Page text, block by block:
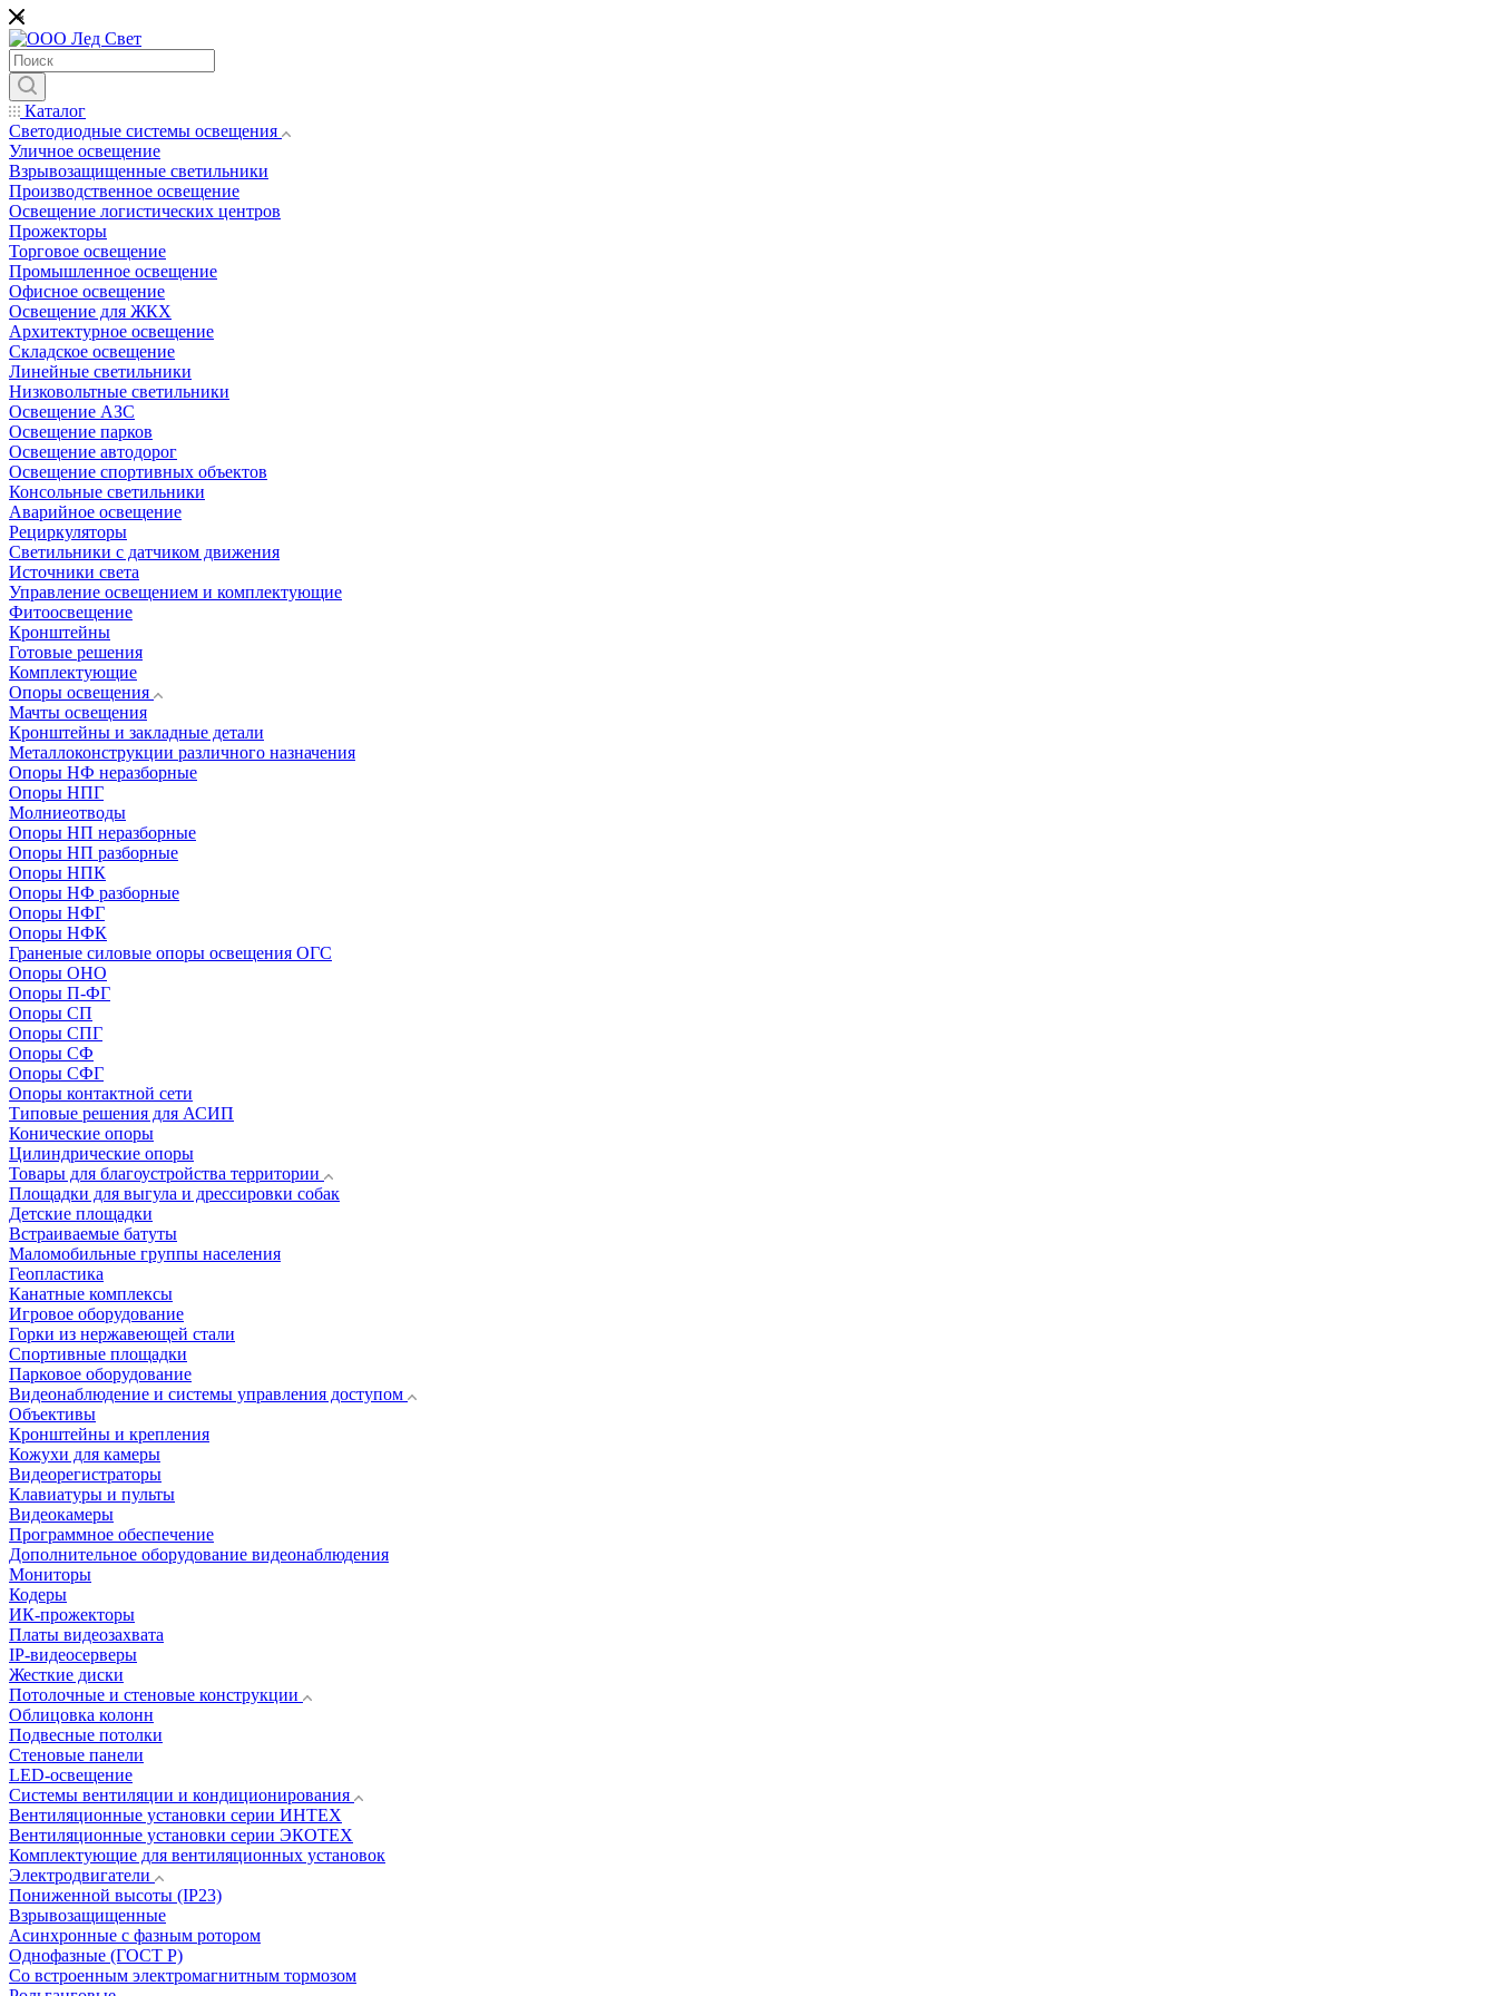
Каталог
Светодиодные системы освещения
Уличное освещение
Взрывозащищенные светильники
Производственное освещение
Освещение логистических центров
Прожекторы
Торговое освещение
Промышленное освещение
Офисное освещение
Освещение для ЖКХ
Архитектурное освещение
Складское освещение
Линейные светильники
Низковольтные светильники
Освещение АЗС
Освещение парков
Освещение автодорог
Освещение спортивных объектов
Консольные светильники
Аварийное освещение
Рециркуляторы
Светильники с датчиком движения
Источники света
Управление освещением и комплектующие
Фитоосвещение
Кронштейны
Готовые решения
Комплектующие
Опоры освещения
Мачты освещения
Кронштейны и закладные детали
Металлоконструкции различного назначения
Опоры НФ неразборные
Опоры НПГ
Молниеотводы
Опоры НП неразборные
Опоры НП разборные
Опоры НПК
Опоры НФ разборные
Опоры НФГ
Опоры НФК
Граненые силовые опоры освещения ОГС
Опоры ОНО
Опоры П-ФГ
Опоры СП
Опоры СПГ
Опоры СФ
Опоры СФГ
Опоры контактной сети
Типовые решения для АСИП
Конические опоры
Цилиндрические опоры
Товары для благоустройства территории
Площадки для выгула и дрессировки собак
Детские площадки
Встраиваемые батуты
Маломобильные группы населения
Геопластика
Канатные комплексы
Игровое оборудование
Горки из нержавеющей стали
Спортивные площадки
Парковое оборудование
Видеонаблюдение и системы управления доступом
Объективы
Кронштейны и крепления
Кожухи для камеры
Видеорегистраторы
Клавиатуры и пульты
Видеокамеры
Программное обеспечение
Дополнительное оборудование видеонаблюдения
Мониторы
Кодеры
ИК-прожекторы
Платы видеозахвата
IP-видеосерверы
Жесткие диски
Потолочные и стеновые конструкции
Облицовка колонн
Подвесные потолки
Стеновые панели
LED-освещение
Системы вентиляции и кондиционирования
Вентиляционные установки серии ИНТЕХ
Вентиляционные установки серии ЭКОТЕХ
Комплектующие для вентиляционных установок
Электродвигатели
Пониженной высоты (IP23)
Взрывозащищенные
Асинхронные с фазным ротором
Однофазные (ГОСТ Р)
Со встроенным электромагнитным тормозом
*